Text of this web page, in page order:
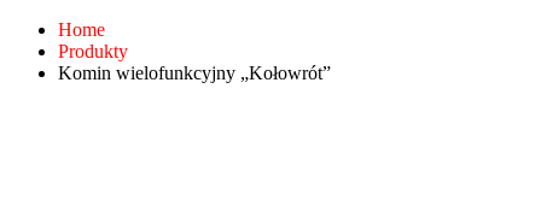
Home
Produkty
Komin wielofunkcyjny „Kołowrót”